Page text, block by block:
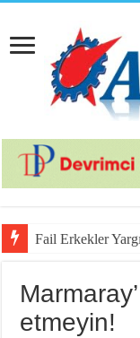
Fail Erkekler
etmeyin!